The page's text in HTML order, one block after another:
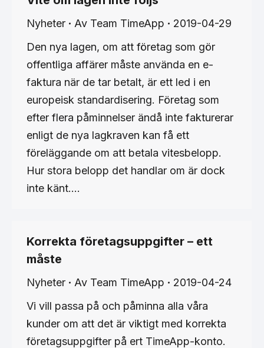
Nyheter Av Team TimeApp
2019-04-29
Den nya lagen, om att företag som gör
offentliga affärer måste använda en e-
faktura när de tar betalt, är ett led i en
europeisk standardisering. Företag som
efter flera påminnelser ändå inte fakturerar
enligt de nya lagkraven kan få ett
föreläggande om att betala vitesbelopp.
Hur stora belopp det handlar om är dock
inte känt.…
Korrekta företagsuppgifter – ett
måste
Nyheter Av Team TimeApp
2019-04-24
Vi vill passa på och påminna alla våra
kunder om att det är viktigt med korrekta
företagsuppgifter på ert TimeApp-konto.